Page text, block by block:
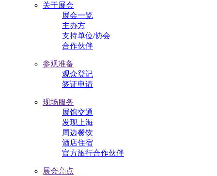
关于展会
展会一览
主办方
支持单位/协会
合作伙伴
参观准备
观众登记
签证申请
现场服务
展馆交通
发现上海
周边餐饮
酒店住宿
官方旅行合作伙伴
展会亮点